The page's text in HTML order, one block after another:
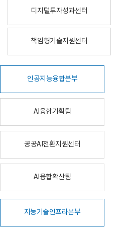
디지털투자성과센터
책임형기술지원센터
인공지능융합본부
AI융합기획팀
공공AI전환지원센터
AI융합확산팀
지능기술인프라본부